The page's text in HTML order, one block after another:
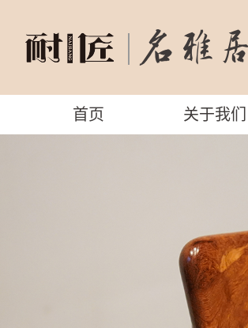
首页 关于我们